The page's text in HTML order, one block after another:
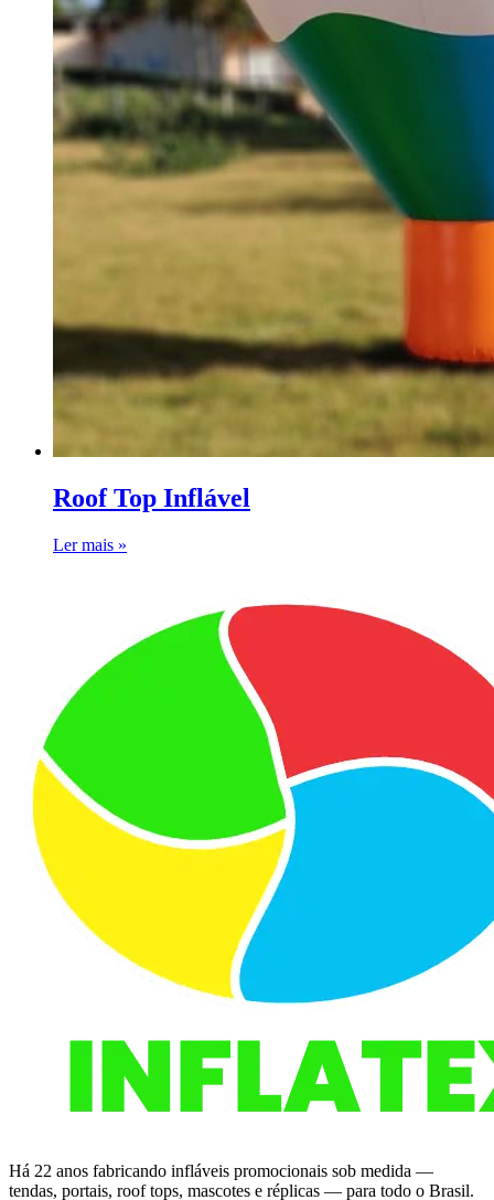
Roof Top Inflável
Ler mais »
Há 22 anos fabricando infláveis promocionais sob medida —
tendas, portais, roof tops, mascotes e réplicas — para todo o Brasil.